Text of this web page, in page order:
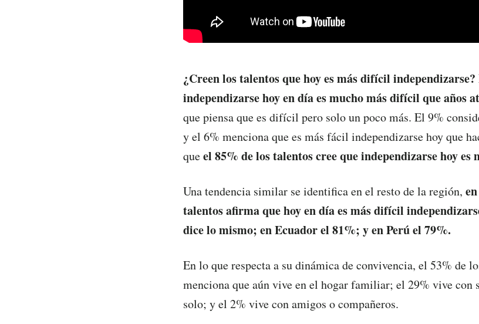
¿Creen los talentos que hoy es más difícil
independizarse hoy en día es mucho más difícil que años
que piensa que es difícil pero solo un poco más. El 9%
y el 6% menciona que es más fácil independizarse hoy que
queel 85% de los talentos cree que independizarse hoy es
Una tendencia similar se identifica en el resto de la región,
talentos afirma que hoy en día es más difícil
dice lo mismo; en Ecuador el 81%; y en Perú el 79%.
En lo que respecta a su dinámica de convivencia, el 53% de
menciona que aún vive en el hogar familiar; el 29% vive con
solo; y el 2% vive con amigos o compañeros.